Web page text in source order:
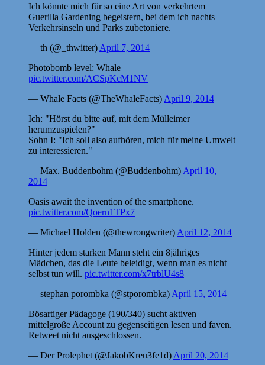
Ich könnte mich für so eine Art von verkehrtem
Guerilla Gardening begeistern, bei dem ich nachts
Verkehrsinseln und Parks zubetoniere.
— th (@_thwitter) April 7, 2014
Photobomb level: Whale
pic.twitter.com/ACSpKcM1NV
— Whale Facts (@TheWhaleFacts) April 9, 2014
Ich: "Hörst du bitte auf, mit dem Mülleimer
herumzuspielen?"
Sohn I: "Ich soll also aufhören, mich für meine Umwelt
zu interessieren."
— Max. Buddenbohm (@Buddenbohm) April 10,
2014
Oasis await the invention of the smartphone.
pic.twitter.com/Qoern1TPx7
— Michael Holden (@thewrongwriter) April 12, 2014
Hinter jedem starken Mann steht ein 8jähriges
Mädchen, das die Leute beleidigt, wenn man es nicht
selbst tun will. pic.twitter.com/x7trblU4s8
— stephan porombka (@stporombka) April 15, 2014
Bösartiger Pädagoge (190/340) sucht aktiven
mittelgroße Account zu gegenseitigen lesen und faven.
Retweet nicht ausgeschlossen.
— Der Prolephet (@JakobKreu3fe1d) April 20, 2014